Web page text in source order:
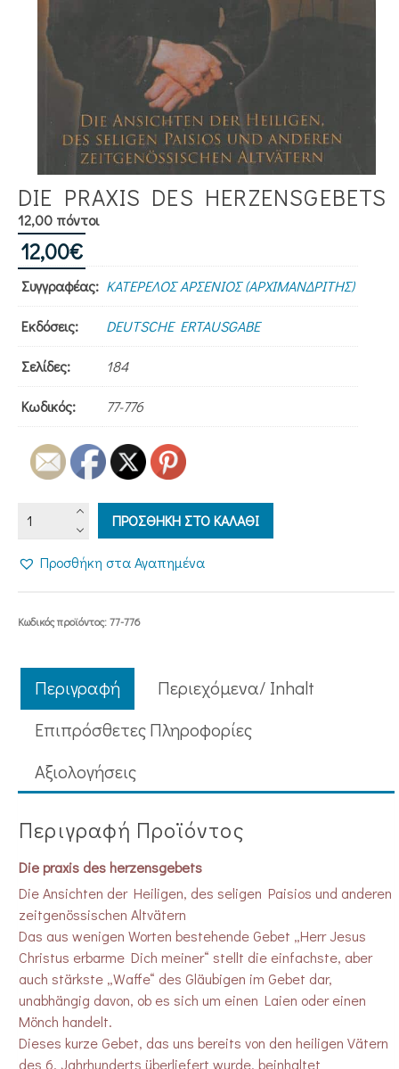
DIE PRAXIS DES HERZENSGEBETS
12,00 πόντοι
12,00€
Συγγραφέας: ΚΑΤΕΡΕΛΟΣ ΑΡΣΕΝΙΟΣ (ΑΡΧΙΜΑΝΔΡΙΤΗΣ)
Εκδόσεις: DEUTSCHE ERTAUSGABE
Σελίδες: 184
Κωδικός: 77-776
DIE
DES
ΠΡΟΣΘΗΚΗ ΣΤΟ ΚΑΛΑΘΙ
Προσθήκη στα Αγαπημένα
Κωδικός προϊόντος:77-776
Περιγραφή
Περιεχόμενα/ Inhalt
Επιπρόσθετες Πληροφορίες
Aξιολογήσεις
Περιγραφή Προϊόντος
Die praxis des herzensgebets
Die Ansichten der Heiligen, des seligen Paisios und anderen
zeitgenössischen Altvätern
Das aus wenigen Worten bestehende Gebet „Herr Jesus
Christus erbarme Dich meiner“ stellt die einfachste, aber
auch stärkste „Waffe“ des Gläubigen im Gebet dar,
unabhängig davon, ob es sich um einen Laien oder einen
Mönch handelt.
Dieses kurze Gebet, das uns bereits von den heiligen Vätern
des 6. Jahrhunderts überliefert wurde, beinhaltet